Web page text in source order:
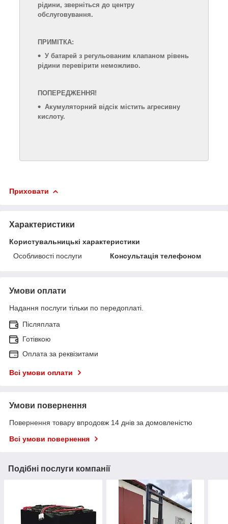
рідини, зверніться до центру
обслуговування.
ПРИМІТКА:
У батарей з регульованим клапаном рівень
рідини перевірити неможливо.
ПОПЕРЕДЖЕННЯ!
Акумуляторний відсік містить агресивну
кислоту.
Приховати
Характеристики
Користувальницькі характеристики
Особливості послуги
Консультація телефоном
Умови оплати
Надання послуги тільки по передоплаті.
Післяплата
Готівкою
Оплата за реквізитами
Всі умови оплати
Умови повернення
Повернення товару впродовж 14 днів за домовленістю
Всі умови повернення
Подібні послуги компанії